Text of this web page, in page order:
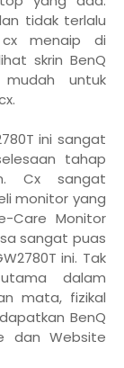
tidak terlalu
menaip di
skrin BenQ
mudah untuk
ini sangat
tahap
Cx sangat
monitor yang
Care Monitor
sangat puas
ini. Tak
dalam
mata, fizikal
BenQ
dan Website